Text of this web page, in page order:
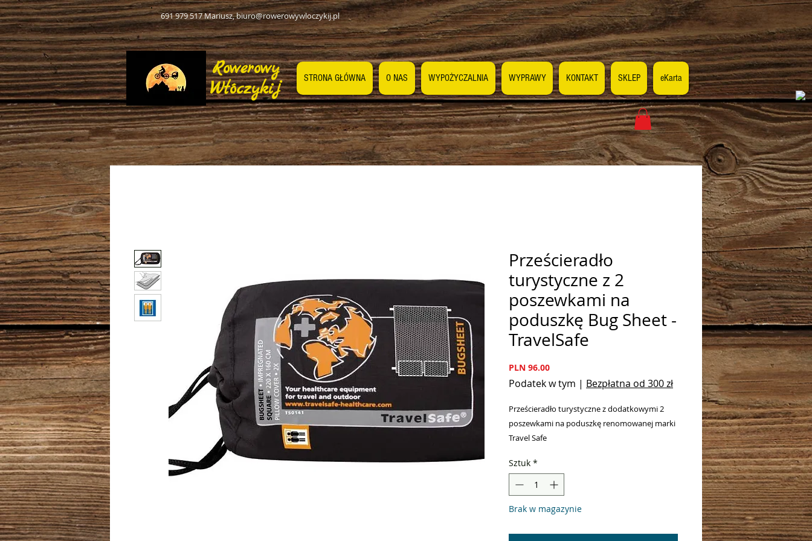
691 979 517 Mariusz,biuro@rowerowywloczykij.pl
Rowerowy
Włóczykij
STRONA GŁÓWNA O NAS WYPOŻYCZALNIA WYPRAWY KONTAKT SKLEP eKarta
Prześcieradło
turystyczne z 2
poszewkami na
poduszkę Bug Sheet -
TravelSafe
PLN 96.00Cena
Podatek w tym | Bezpłatna od 300 zł
Prześcieradło turystyczne z dodatkowymi 2
poszewkami na poduszkę renomowanej marki
Travel Safe
owadom
Świetnie sprawdzi się na wszelkich wyprawach,
biwakach i kempingach
Dzięki dodatkowej impregnacji jeszcze
Sztuk *
Brak w magazynie